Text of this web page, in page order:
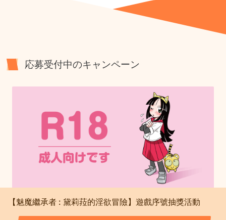
応募受付中のキャンペーン
【魅魔繼承者 : 黛莉菈的淫欲冒險】遊戲序號抽獎活動